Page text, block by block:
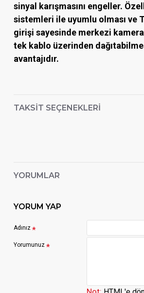
sinyal karışmasını engeller.
sistemleri ile uyumlu olması ve
girişi sayesinde merkezi
tek kablo üzerinden
avantajıdır.
TAKSIT SEÇENEKLERI
YORUMLAR
YORUM YAP
Adınız
Yorumunuz